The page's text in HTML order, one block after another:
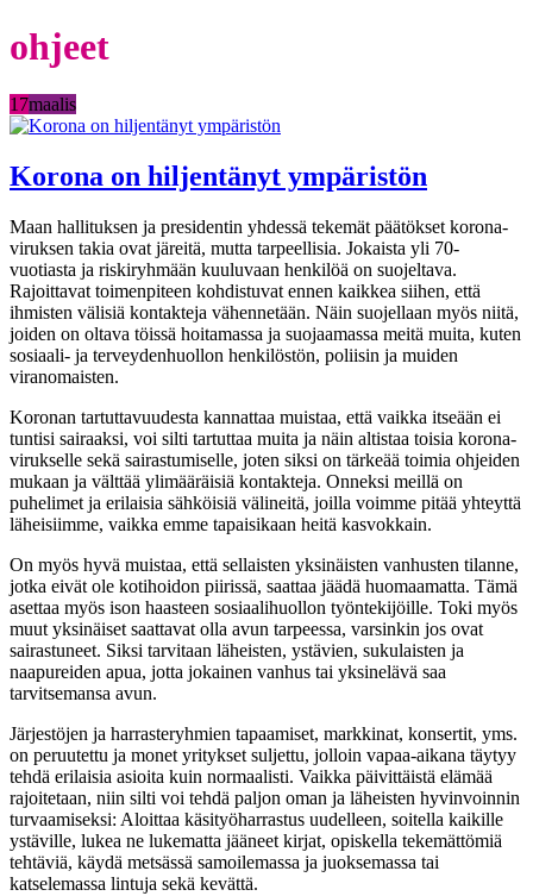
ohjeet
17maalis
Korona on hiljentänyt ympäristön
Maan hallituksen ja presidentin yhdessä tekemät päätökset korona-
viruksen takia ovat järeitä, mutta tarpeellisia. Jokaista yli 70-
vuotiasta ja riskiryhmään kuuluvaan henkilöä on suojeltava.
Rajoittavat toimenpiteen kohdistuvat ennen kaikkea siihen, että
ihmisten välisiä kontakteja vähennetään. Näin suojellaan myös niitä,
joiden on oltava töissä hoitamassa ja suojaamassa meitä muita, kuten
sosiaali- ja terveydenhuollon henkilöstön, poliisin ja muiden
viranomaisten.
Koronan tartuttavuudesta kannattaa muistaa, että vaikka itseään ei
tuntisi sairaaksi, voi silti tartuttaa muita ja näin altistaa toisia korona-
virukselle sekä sairastumiselle, joten siksi on tärkeää toimia ohjeiden
mukaan ja välttää ylimääräisiä kontakteja. Onneksi meillä on
puhelimet ja erilaisia sähköisiä välineitä, joilla voimme pitää yhteyttä
läheisiimme, vaikka emme tapaisikaan heitä kasvokkain.
On myös hyvä muistaa, että sellaisten yksinäisten vanhusten tilanne,
jotka eivät ole kotihoidon piirissä, saattaa jäädä huomaamatta. Tämä
asettaa myös ison haasteen sosiaalihuollon työntekijöille. Toki myös
muut yksinäiset saattavat olla avun tarpeessa, varsinkin jos ovat
sairastuneet. Siksi tarvitaan läheisten, ystävien, sukulaisten ja
naapureiden apua, jotta jokainen vanhus tai yksinelävä saa
tarvitsemansa avun.
Järjestöjen ja harrasteryhmien tapaamiset, markkinat, konsertit, yms.
on peruutettu ja monet yritykset suljettu, jolloin vapaa-aikana täytyy
tehdä erilaisia asioita kuin normaalisti. Vaikka päivittäistä elämää
rajoitetaan, niin silti voi tehdä paljon oman ja läheisten hyvinvoinnin
turvaamiseksi: Aloittaa käsityöharrastus uudelleen, soitella kaikille
ystäville, lukea ne lukematta jääneet kirjat, opiskella tekemättömiä
tehtäviä, käydä metsässä samoilemassa ja juoksemassa tai
katselemassa lintuja sekä kevättä.